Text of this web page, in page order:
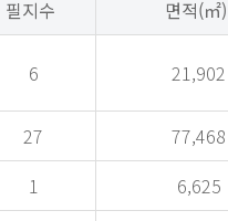
필지수 면적(㎡)
6 21,902
27
77,468
1
6,625